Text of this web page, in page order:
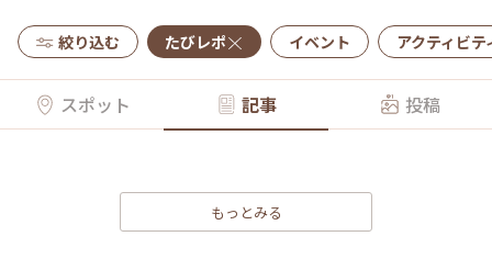
絞り込む たびレポ イベント アクティビテ
スポット 記事 投稿
もっとみる